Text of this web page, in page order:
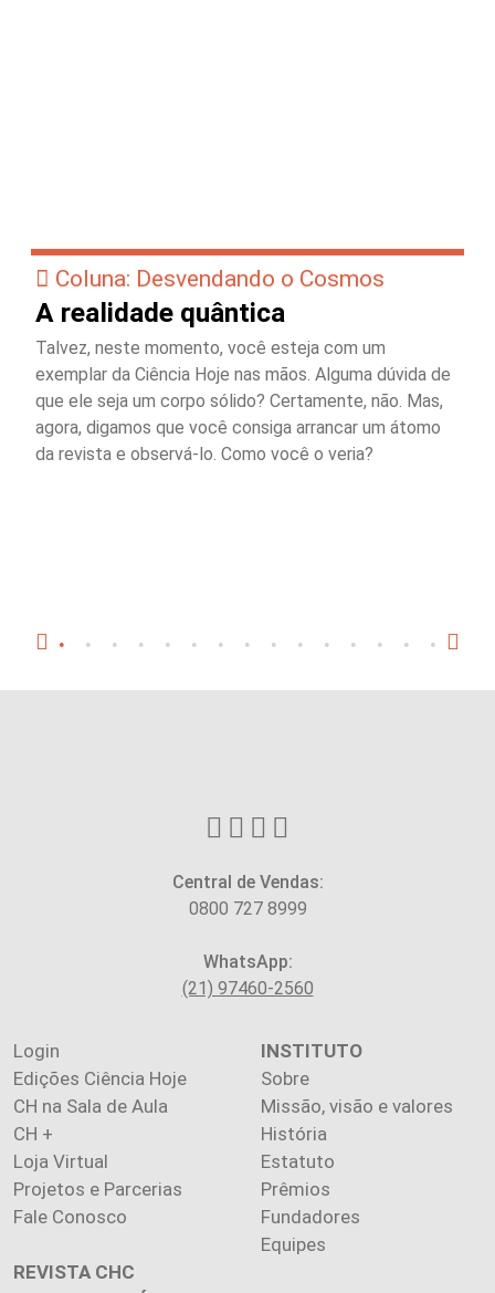
Coluna: Desvendando o Cosmos
A realidade quântica
Talvez, neste momento, você esteja com um
exemplar da Ciência Hoje nas mãos. Alguma dúvida de
que ele seja um corpo sólido? Certamente, não. Mas,
agora, digamos que você consiga arrancar um átomo
da revista e observá-lo. Como você o veria?
Central de Vendas:
0800 727 8999
WhatsApp:
(21) 97460-2560
Login
Edições Ciência Hoje
CH na Sala de Aula
CH +
Loja Virtual
Projetos e Parcerias
Fale Conosco
INSTITUTO
Sobre
Missão, visão e valores
História
Estatuto
Prêmios
Fundadores
Equipes
REVISTA CHC